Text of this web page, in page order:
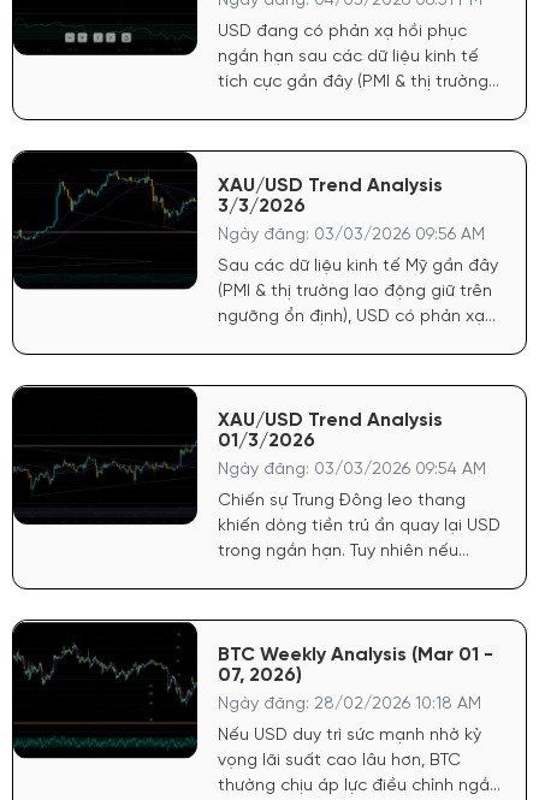
khiến vàng chưa thể bứt phá
mạnh ngay lập tức.
USD đang có phản xạ hồi phục
ngắn hạn sau các dữ liệu kinh tế
tích cực gần đây (PMI & thị trường
vàng. Chứng khoán Mỹ duy trì
trạng thái tương đối tích cực, dòng
tiền có xu hướng “risk-on” nhẹ,
khiến vàng chưa bứt phá mạnh
ngay mà sập điều chỉnh.
XAU/USD Trend Analysis
3/3/2026
Ngày đăng: 03/03/2026 09:56 AM
Sau các dữ liệu kinh tế Mỹ gần đây
(PMI & thị trường lao động giữ trên
ngưỡng ổn định), USD có phản xạ
khoán Mỹ biến động mạnh theo tin
địa chính trị
XAU/USD Trend Analysis
01/3/2026
Ngày đăng: 03/03/2026 09:54 AM
Chiến sự Trung Đông leo thang
khiến dòng tiền trú ẩn quay lại USD
trong ngắn hạn. Tuy nhiên nếu
Chứng khoán Mỹ chịu áp lực khi
tâm lý risk-off quay trở lại. Dòng
tiền rút khỏi tài sản rủi ro
BTC Weekly Analysis (Mar 01 -
07, 2026)
Ngày đăng: 28/02/2026 10:18 AM
Nếu USD duy trì sức mạnh nhờ kỳ
vọng lãi suất cao lâu hơn, BTC
thường chịu áp lực điều chỉnh ngắn